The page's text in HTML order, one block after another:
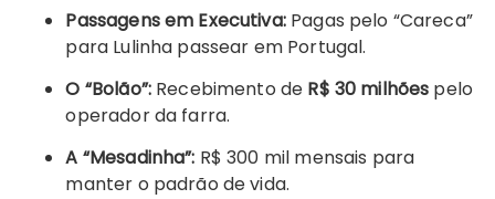
Passagens em Executiva:Pagas pelo “Careca”
para Lulinha passear em Portugal.
O “Bolão”:Recebimento de R$ 30 milhões pelo
operador da farra.
A “Mesadinha”: R$ 300 mil mensais para
manter o padrão de vida.